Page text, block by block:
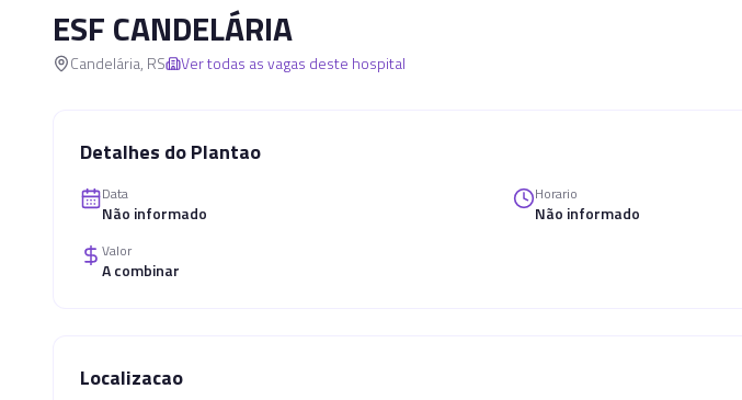
ESF CANDELÁRIA
Candelária, RS Ver todas as vagas deste hospital
Detalhes do Plantao
Data
Não informado
Horario
Não informado
Valor
A combinar
Localizacao